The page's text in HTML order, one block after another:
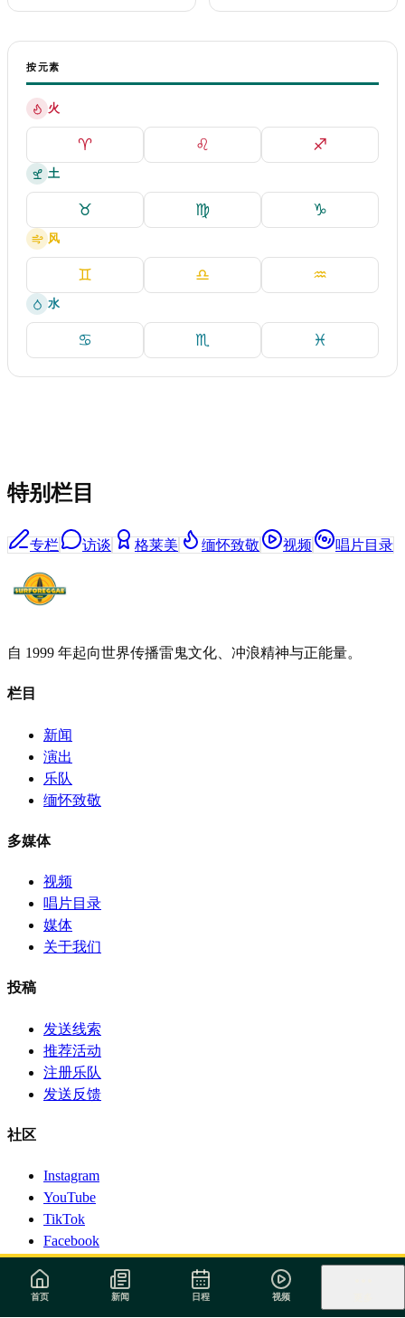
按元素
火
♈ ♌ ♐
土
♉ ♍ ♑
风
♊ ♎ ♒
水
♋ ♏ ♓
特别栏目
专栏 访谈 格莱美 缅怀致敬 视频 唱片目录
自 1999 年起向世界传播雷鬼文化、冲浪精神与正能量。
栏目
新闻
演出
乐队
缅怀致敬
多媒体
视频
唱片目录
媒体
关于我们
投稿
发送线索
推荐活动
注册乐队
发送反馈
社区
Instagram
YouTube
TikTok
Facebook
© 1999-2026 Surforeggae.com — 版权所有。·
Privacidade
Termos de Serviço
首页 新闻 日程 视频